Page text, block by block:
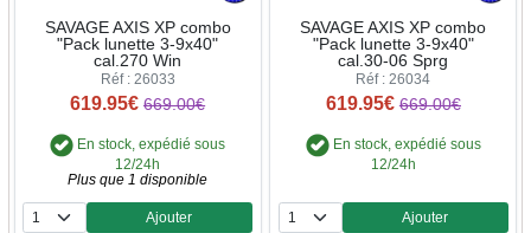
SAVAGE AXIS XP combo
"Pack lunette 3-9x40"
cal.270 Win
Réf : 26033
619.95€ 669.00€
En stock, expédié sous
12/24h
Plus que 1 disponible
Quantité
Ajouter
SAVAGE AXIS XP combo
"Pack lunette 3-9x40"
cal.30-06 Sprg
Réf : 26034
619.95€ 669.00€
En stock, expédié sous
12/24h
Quantité
Ajouter